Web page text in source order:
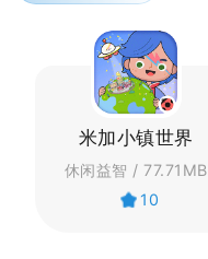
米加小镇世界
休闲益智 / 77.71MB
10